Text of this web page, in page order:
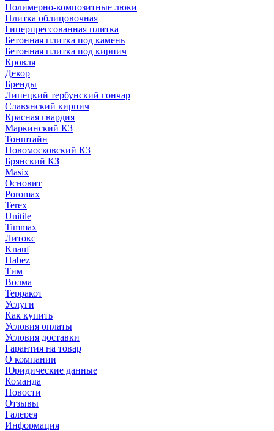
Полимерно-композитные люки
Плитка облицовочная
Гиперпрессованная плитка
Бетонная плитка под камень
Бетонная плитка под кирпич
Кровля
Декор
Бренды
Липецкий тербунский гончар
Славянский кирпич
Красная гвардия
Маркинский КЗ
Тонштайн
Новомосковский КЗ
Брянский КЗ
Masix
Основит
Poromax
Terex
Unitile
Timmax
Литокс
Knauf
Habez
Тим
Волма
Терракот
Услуги
Как купить
Условия оплаты
Условия доставки
Гарантия на товар
О компании
Юридические данные
Команда
Новости
Отзывы
Галерея
Информация